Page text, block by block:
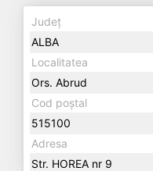
Județ
ALBA
Localitatea
Ors. Abrud
Cod poștal
515100
Adresa
Str. HOREA nr 9